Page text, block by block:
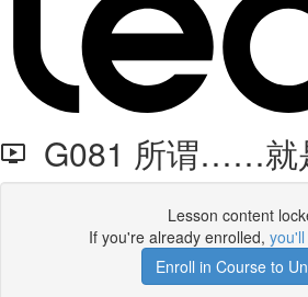
G081 所谓……
Lesson content
If you're already enrolled,
Enroll in Course to